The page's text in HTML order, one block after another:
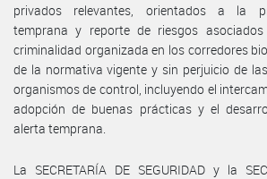
privados relevantes, orientados a la
temprana y reporte de riesgos
criminalidad organizada en los corredores
de la normativa vigente y sin perjuicio de
organismos de control, incluyendo el
adopción de buenas prácticas y el
alerta temprana.
La SECRETARÍA DE SEGURIDAD y la